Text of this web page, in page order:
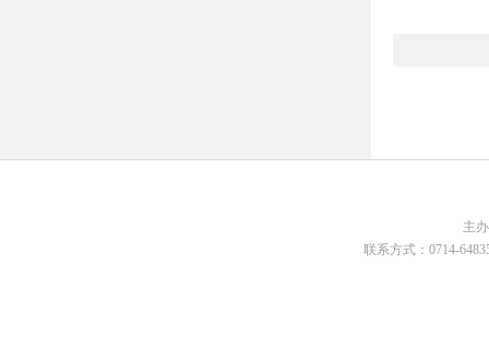
主
联系方式：0714-